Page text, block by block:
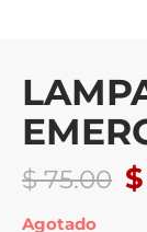
$75.00 $
Agotado